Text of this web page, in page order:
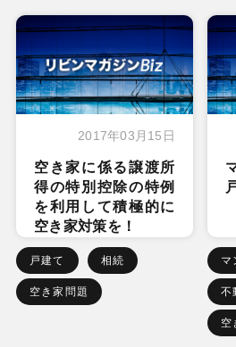
2017年03月15日
空き家に係る譲渡所
得の特別控除の特例
を利用して積極的に
空き家対策を！
戸建て 相続
空き家問題
マ
不
空